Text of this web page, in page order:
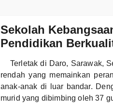
Sekolah
Pendidikan
Terletak di Daro, Sarawak,
rendah yang memainkan
anak-anak di luar bandar.
murid yang dibimbing oleh 37